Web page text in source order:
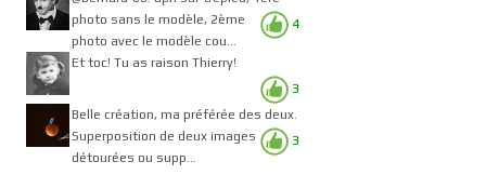
4
photo sans le modèle, 2ème
photo avec le modèle cou...
3
Et toc! Tu as raison Thierry!
3
Belle création, ma préférée des deux.
Superposition de deux images
détourées ou supp...